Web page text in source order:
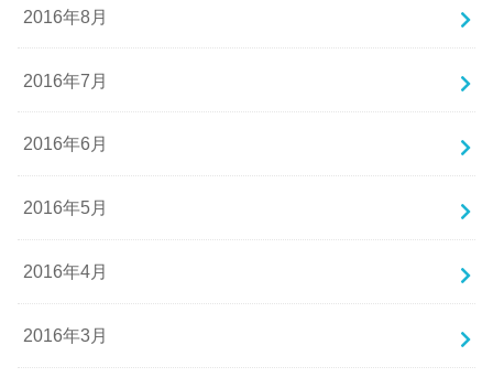
2016年8月
2016年7月
2016年6月
2016年5月
2016年4月
2016年3月